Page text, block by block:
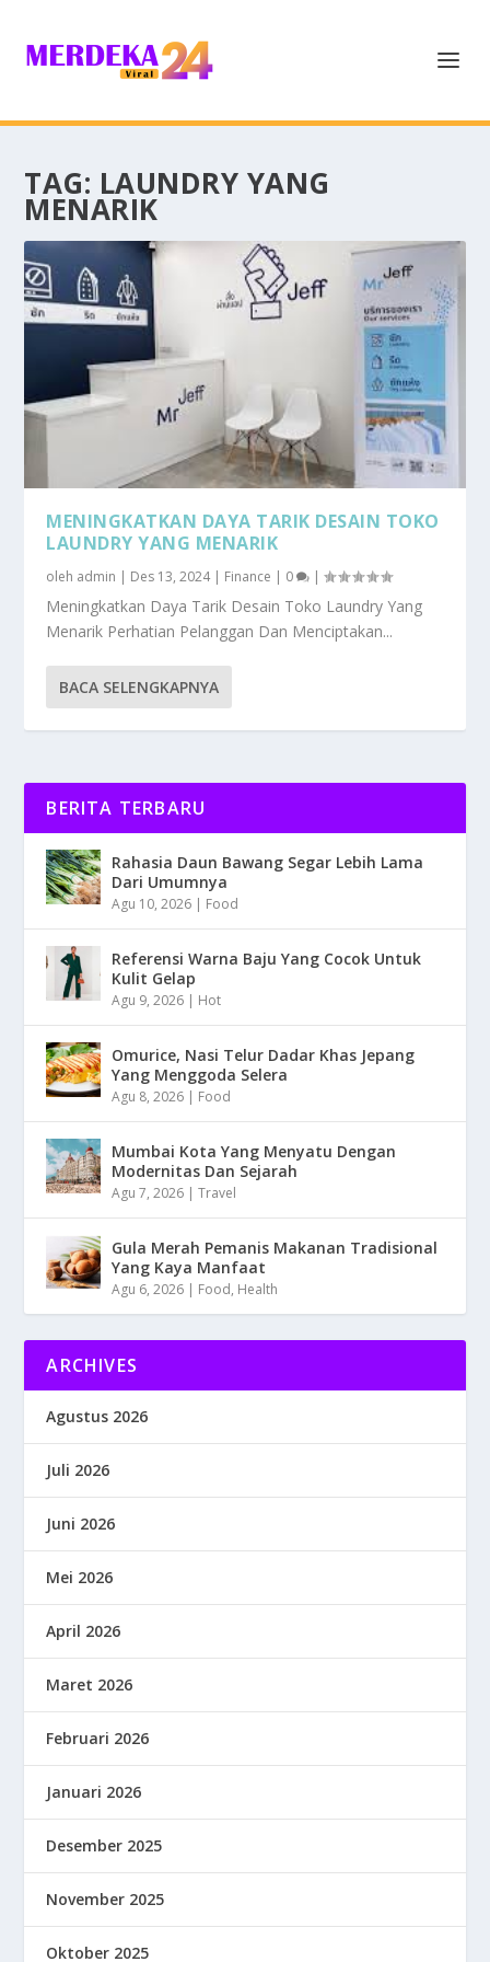
TAG: LAUNDRY YANG
MENARIK
MENINGKATKAN DAYA TARIK DESAIN TOKO
LAUNDRY YANG MENARIK
oleh admin | Des 13, 2024| Finance | 0 |
Meningkatkan Daya Tarik Desain Toko Laundry Yang
Menarik Perhatian Pelanggan Dan Menciptakan...
BACA SELENGKAPNYA
BERITA TERBARU
Rahasia Daun Bawang Segar Lebih Lama
Dari Umumnya
Agu 10, 2026 | Food
Referensi Warna Baju Yang Cocok Untuk
Kulit Gelap
Agu 9, 2026 | Hot
Omurice, Nasi Telur Dadar Khas Jepang
Yang Menggoda Selera
Agu 8, 2026 | Food
Mumbai Kota Yang Menyatu Dengan
Modernitas Dan Sejarah
Agu 7, 2026 |Travel
Gula Merah Pemanis Makanan Tradisional
Yang Kaya Manfaat
Agu 6, 2026 | Food, Health
ARCHIVES
Agustus 2026
Juli 2026
Juni 2026
Mei 2026
April 2026
Maret 2026
Februari 2026
Januari 2026
Desember 2025
November 2025
Oktober 2025